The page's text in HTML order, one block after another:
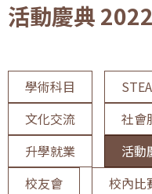
活動慶典
學術科目
文化交流
社會
升學就業
活動
校友會
校內比